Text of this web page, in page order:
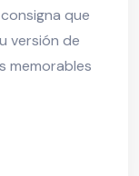
que
versión de
memorables